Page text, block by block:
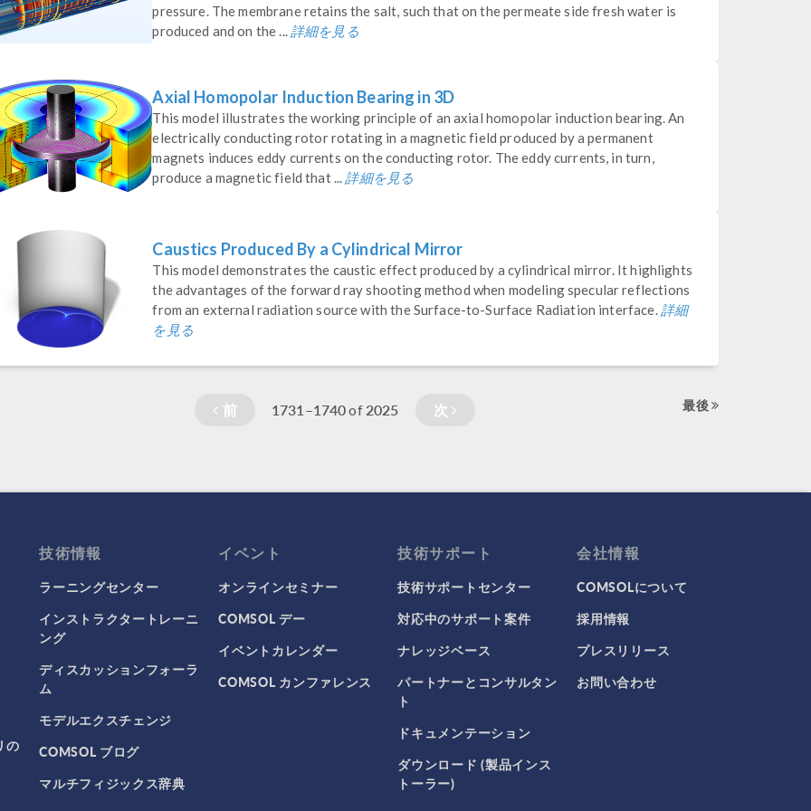
pressure. The membrane retains the salt, such that on the permeate side fresh water is
produced and on the ...詳細を見る
Axial Homopolar Induction Bearing in 3D
This model illustrates the working principle of an axial homopolar induction bearing. An
electrically conducting rotor rotating in a magnetic field produced by a permanent
magnets induces eddy currents on the conducting rotor. The eddy currents, in turn,
produce a magnetic field that ...詳細を見る
Caustics Produced By a Cylindrical Mirror
This model demonstrates the caustic effect produced by a cylindrical mirror. It highlights
the advantages of the forward ray shooting method when modeling specular reflections
from an external radiation source with the Surface-to-Surface Radiation interface.詳細
を見る
前 1731–1740of2025 次 最後
の
技術情報
ラーニングセンター
インストラクタートレーニ
ング
ディスカッションフォーラ
ム
モデルエクスチェンジ
COMSOL ブログ
マルチフィジックス辞典
イベント
オンラインセミナー
COMSOL デー
イベントカレンダー
COMSOL カンファレンス
技術サポート
技術サポートセンター
対応中のサポート案件
ナレッジベース
パートナーとコンサルタン
ト
ドキュメンテーション
ダウンロード (製品インス
トーラー)
会社情報
COMSOLについて
採用情報
プレスリリース
お問い合わせ